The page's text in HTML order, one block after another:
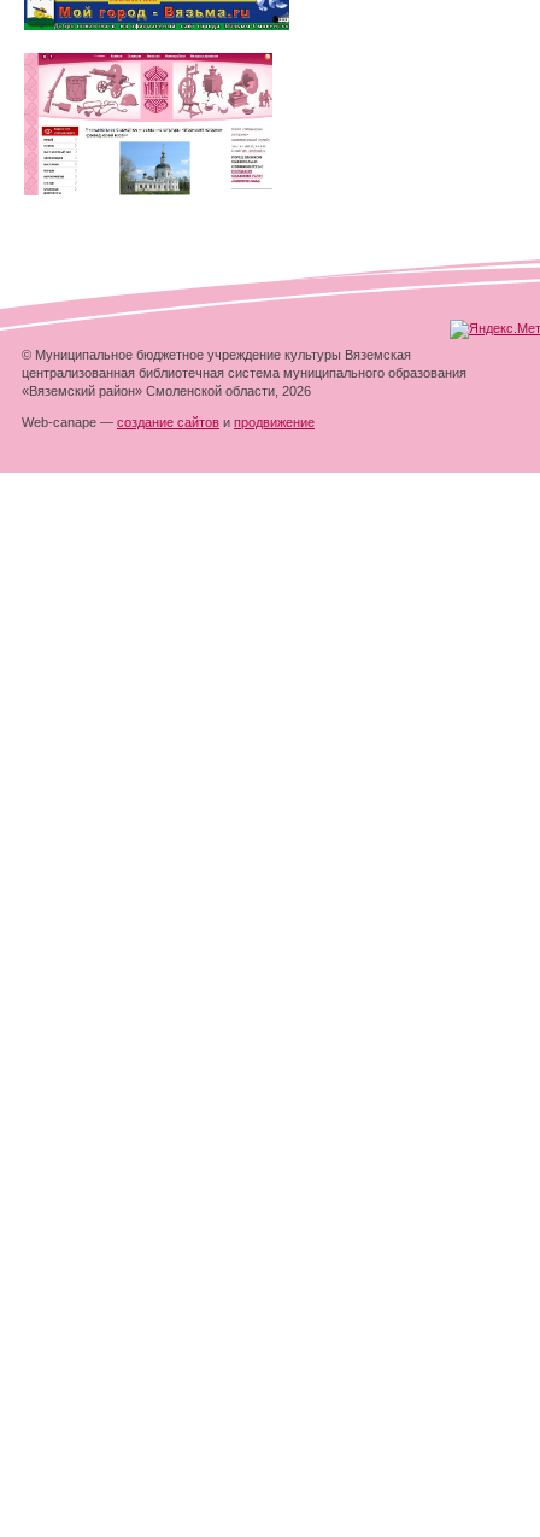
© Муниципальное бюджетное учреждение культуры Вяземская
централизованная библиотечная система муниципального образования
«Вяземский район» Смоленской области, 2026
Web-canape — создание сайтов и продвижение